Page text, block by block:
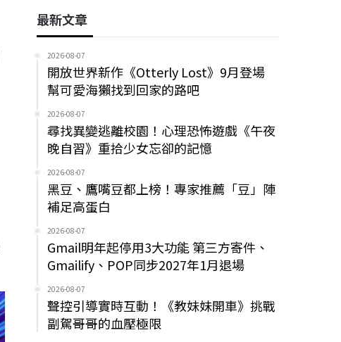
最新文章
2026-08-07
開放世界新作《Otterly Lost》9月登場
幫可愛海獺找到回家的路吧
2026-08-07
尋找異變逃離校園！心理恐怖遊戲《午夜
晚自習》重拾少女忘卻的記憶
2026-08-07
黑豆、鷹嘴豆都上榜！專家推薦「豆」陣
補足高蛋白
2026-08-07
Gmail明年起停用3大功能 第三方寄件、
Gmailify、POP同步2027年1月退場
2026-08-07
聲控引導實時互動！《教妹妹開車》挑戰
副駕哥哥的血壓極限